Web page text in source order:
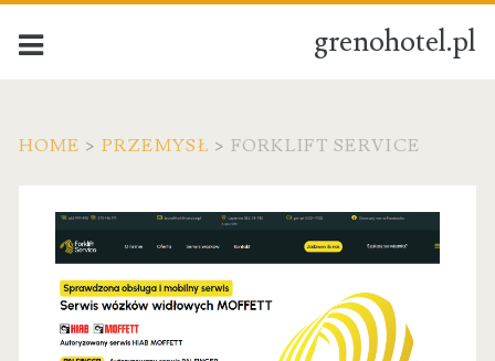
grenohotel.pl
HOME > PRZEMYSŁ > FORKLIFT SERVICE